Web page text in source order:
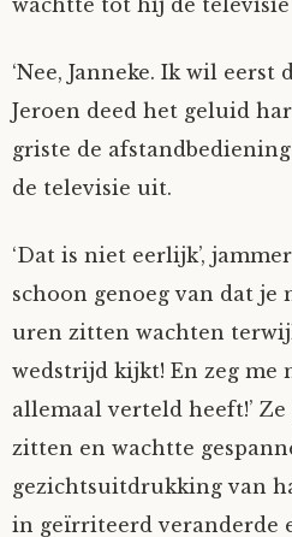
wachtte tot hij de
‘Nee, Janneke. Ik wil eerst
Jeroen deed het geluid
griste de
de televisie uit.
‘Dat is niet eerlijk’,
schoon genoeg van dat je
uren zitten wachten
wedstrijd kijkt! En zeg me
allemaal verteld heeft!’
zitten en wachtte
gezichtsuitdrukking van
in geïrriteerd veranderde